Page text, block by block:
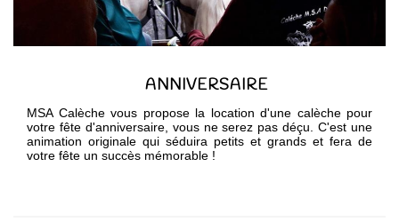
ANNIVERSAIRE
MSA Calèche vous propose la location d'une calèche pour
votre fête d'anniversaire, vous ne serez pas déçu. C'est une
animation originale qui séduira petits et grands et fera de
votre fête un succès mémorable !